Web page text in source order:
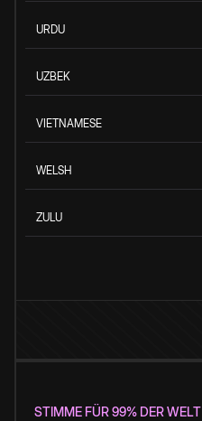
URDU
UZBEK
VIETNAMESE
WELSH
ZULU
STIMME FÜR 99% DER WELT